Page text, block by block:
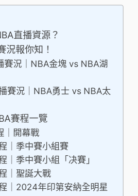
直播資源？
況報你知！
賽況｜NBA金塊 vs NBA湖
賽況｜NBA勇士 vs NBA太
賽程一覽
｜開幕戰
｜季中賽小組賽
｜季中賽小組「决賽」
｜聖誕大戰
｜2024年印第安納全明星